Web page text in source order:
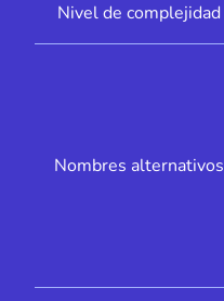
Nivel de complejidad
Nombres alternativos